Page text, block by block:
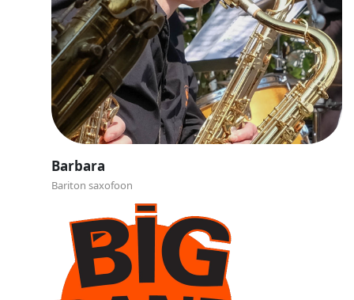
Barbara
Bariton saxofoon